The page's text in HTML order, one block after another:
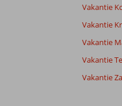
Vakantie
Vakantie
Vakantie
Vakantie
Vakantie